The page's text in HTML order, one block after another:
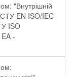
"Внутрішній
EN ISO/IEC
ISO
-